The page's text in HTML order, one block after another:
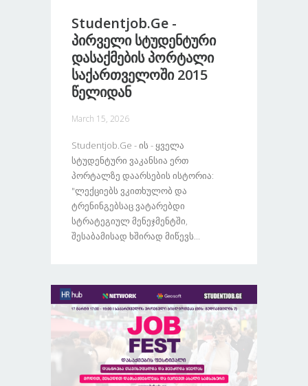
Studentjob.ge -
Პირველი Სტუდენტური
Დასაქმების Პორტალი
Საქართველოში 2015
Წელიდან
March 15, 2026
Studentjob.ge - Ის - Ყველა
Სტუდენტური Ვაკანსია Ერთ
Პორტალზე Დაარსების Ისტორია:
"ლექციებს Ვკითხულობ Და
Ტრენინგებსაც Ვატარებდი
Სტრატეგიულ Მენეჯმენტში,
Შესაბამისად Ხშირად Მიწევს...